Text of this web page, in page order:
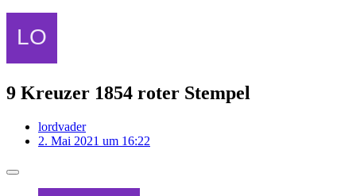
9 Kreuzer 1854 roter Stempel
lordvader
2. Mai 2021 um 16:22